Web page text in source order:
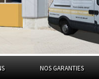
NOS GARANTIES